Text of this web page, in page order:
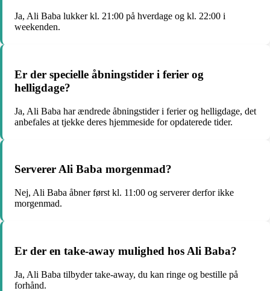
Ja, Ali Baba lukker kl. 21:00 på hverdage og kl. 22:00 i
weekenden.
Er der specielle åbningstider i ferier og
helligdage?
Ja, Ali Baba har ændrede åbningstider i ferier og helligdage, det
anbefales at tjekke deres hjemmeside for opdaterede tider.
Serverer Ali Baba morgenmad?
Nej, Ali Baba åbner først kl. 11:00 og serverer derfor ikke
morgenmad.
Er der en take-away mulighed hos Ali Baba?
Ja, Ali Baba tilbyder take-away, du kan ringe og bestille på
forhånd.